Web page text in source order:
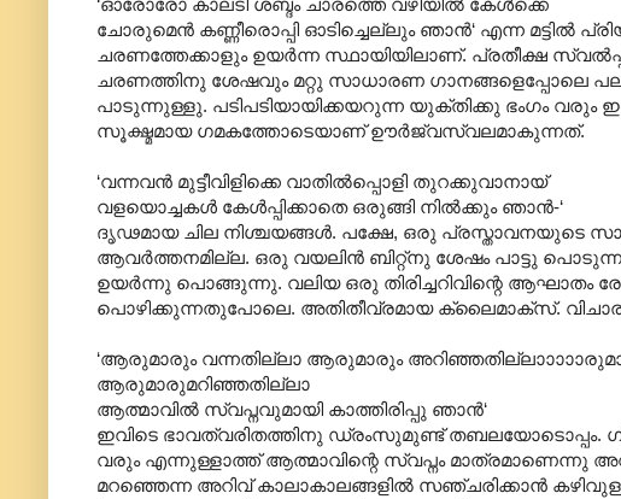
‘ഓരോരോ കാലടി ശബ്ദം ചാരത്തെ വഴിയില്‍‍ കേള്‍ക്കെ
ചോരുമെന്‍ കണ്ണീരൊപ്പി ഓടിച്ചെല്ലും ഞാന്‍‘ എന്ന
ചരണത്തേക്കാളും ഉയര്‍ന്ന സ്ഥായിയിലാണ്. പ്രതീക്ഷ
ചരണത്തിനു ശേഷവും മറ്റു സാധാരണ ഗാനങ്ങളെപ്പോലെ
പാടുന്നുള്ളു. പടിപടിയായിക്കയറുന്ന യുക്തിക്കു ഭംഗം വരും
സൂക്ഷ്മമായ ഗമകത്തോടെയാണ് ഊര്‍ജ്വസ്വലമാകുന്നത്.
‘വന്നവന്‍ മുട്ടീവിളിക്കെ വാതില്‍പ്പൊളി തുറക്കുവാനായ്
വളയൊച്ചകള്‍ കേള്‍പ്പിക്കാതെ ഒരുങ്ങി നില്‍ക്കും ഞാന്‍-‘
ദൃഢമായ ചില നിശ്ചയങ്ങള്‍. പക്ഷേ, ഒരു പ്രസ്താവനയുടെ
ആവര്‍ത്തനമില്ല. ഒരു വയലിന്‍ ബിറ്റ്നു ശേഷം പാട്ടു
ഉയര്‍ന്നു പൊങ്ങുന്നു. വലിയ ഒരു തിരിച്ചറിവിന്റെ ആഘാതം
പൊഴിക്കുന്നതുപോലെ. അതിതീവ്രമായ ക്ലൈമാക്സ്.
‘ആരുമാരും വന്നതില്ലാ ആരുമാരും
ആരുമാരുമറിഞ്ഞതില്ലാ
ആത്മാവില്‍ സ്വപ്നവുമായി കാത്തിരിപ്പു ഞാന്‍‘
ഇവിടെ ഭാവത്വരിതത്തിനു ഡ്രംസുമുണ്ട് തബലയോടൊപ്പം.
വരും എന്നുള്ളാത്ത് ആത്മാവിന്റെ സ്വപ്നം മാത്രമാണെന്നു
മറഞ്ഞെന്ന അറിവ് കാലാകാലങ്ങളില്‍‍ സഞ്ചരിക്കാന്‍